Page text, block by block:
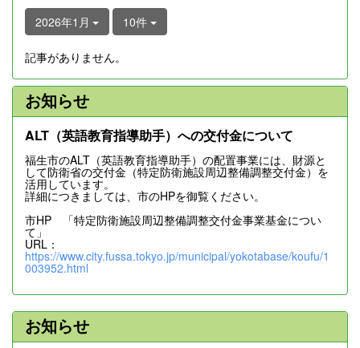
2026年1月 10件
記事がありません。
お知らせ
ALT（英語教育指導助手）への交付金について
福生市のALT（英語教育指導助手）の配置事業には、財源と
して防衛省の交付金（特定防衛施設周辺整備調整交付金）を
活用しています。
詳細につきましては、市のHPを御覧ください。
市HP 「特定防衛施設周辺整備調整交付金事業基金につい
て」
URL：
https://www.city.fussa.tokyo.jp/municipal/yokotabase/koufu/1
003952.html
お知らせ